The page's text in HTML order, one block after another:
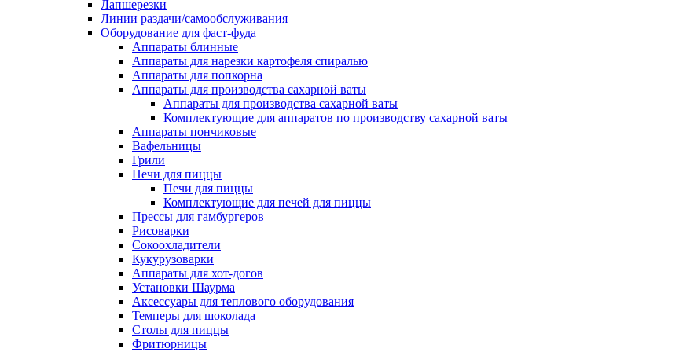
Лапшерезки
Линии раздачи/самообслуживания
Оборудование для фаст-фуда
Аппараты блинные
Аппараты для нарезки картофеля спиралью
Аппараты для попкорна
Аппараты для производства сахарной ваты
Аппараты для производства сахарной ваты
Комплектующие для аппаратов по производству сахарной ваты
Аппараты пончиковые
Вафельницы
Грили
Печи для пиццы
Печи для пиццы
Комплектующие для печей для пиццы
Прессы для гамбургеров
Рисоварки
Сокоохладители
Кукурузоварки
Аппараты для хот-догов
Установки Шаурма
Аксессуары для теплового оборудования
Темперы для шоколада
Столы для пиццы
Фритюрницы